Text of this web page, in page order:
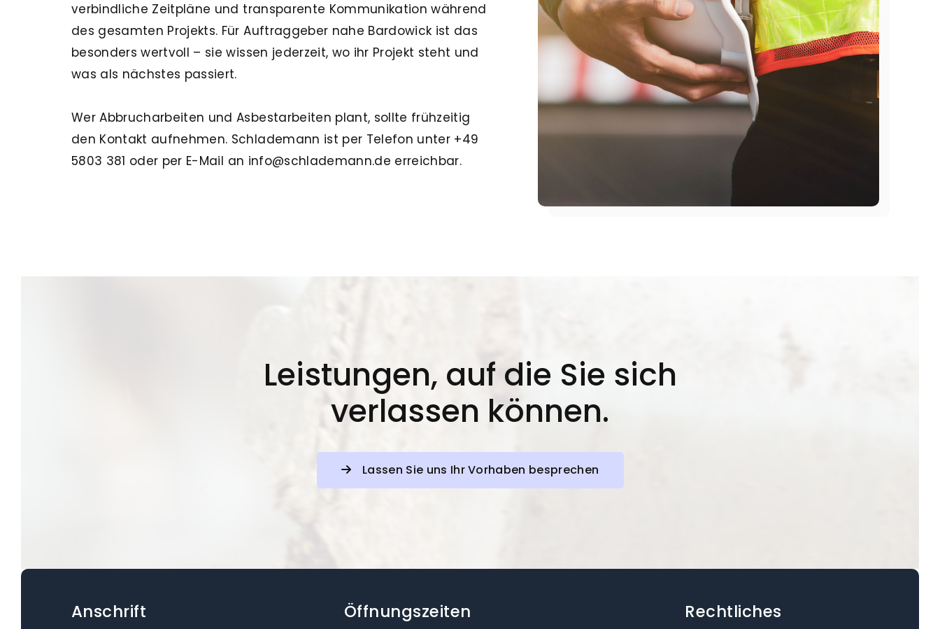
verbindliche Zeitpläne und transparente Kommunikation während
des gesamten Projekts. Für Auftraggeber nahe Bardowick ist das
besonders wertvoll – sie wissen jederzeit, wo ihr Projekt steht und
was als nächstes passiert.
Wer Abbrucharbeiten und Asbestarbeiten plant, sollte frühzeitig
den Kontakt aufnehmen. Schlademann ist per Telefon unter +49
5803 381 oder per E-Mail an info@schlademann.de erreichbar.
Leistungen, auf die Sie sich
verlassen können.
Lassen Sie uns Ihr Vorhaben besprechen
Anschrift Öffnungszeiten Rechtliches